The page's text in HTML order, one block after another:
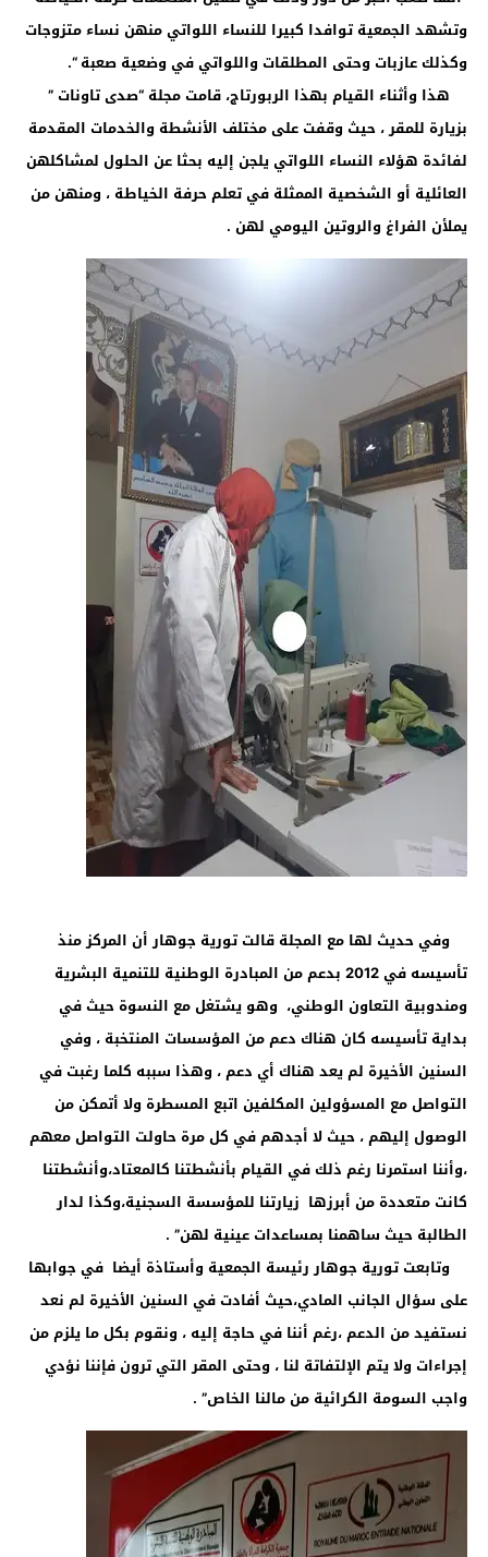
وتشهد الجمعية توافدا كبيرا للنساء اللواتي منهن نساء متزوجات
وكذلك عازبات وحتى المطلقات واللواتي في وضعية صعبة “.
هذا وأثناء القيام بهذا الربورتاج، قامت مجلة “صدى تاونات ”
بزيارة للمقر ، حيث وقفت على مختلف الأنشطة والخدمات المقدمة
لفائدة هؤلاء النساء اللواتي يلجن إليه بحثا عن الحلول لمشاكلهن
العائلية أو الشخصية الممثلة في تعلم حرفة الخياطة ، ومنهن من
يملأن الفراغ والروتين اليومي لهن .
وفي حديث لها مع المجلة قالت تورية جوهار أن المركز منذ
تأسيسه في 2012 بدعم من المبادرة الوطنية للتنمية البشرية
ومندوبية التعاون الوطني، وهو يشتغل مع النسوة حيث في
بداية تأسيسه كان هناك دعم من المؤسسات المنتخبة ، وفي
السنين الأخيرة لم يعد هناك أي دعم ، وهذا سببه كلما رغبت في
التواصل مع المسؤولين المكلفين اتبع المسطرة ولا أتمكن من
الوصول إليهم ، حيث لا أجدهم في كل مرة حاولت التواصل معهم
،وأننا استمرنا رغم ذلك في القيام بأنشطتنا كالمعتاد،وأنشطتنا
كانت متعددة من أبرزها زيارتنا للمؤسسة السجنية،وكذا لدار
الطالبة حيث ساهمنا بمساعدات عينية لهن” .
وتابعت تورية جوهار رئيسة الجمعية وأستاذة أيضا في جوابها
على سؤال الجانب المادي،حيث أفادت في السنين الأخيرة لم نعد
نستفيد من الدعم ،رغم أننا في حاجة إليه ، ونقوم بكل ما يلزم من
إجراءات ولا يتم الإلتفاتة لنا ، وحتى المقر التي ترون فإننا نؤدي
واجب السومة الكرائية من مالنا الخاص” .